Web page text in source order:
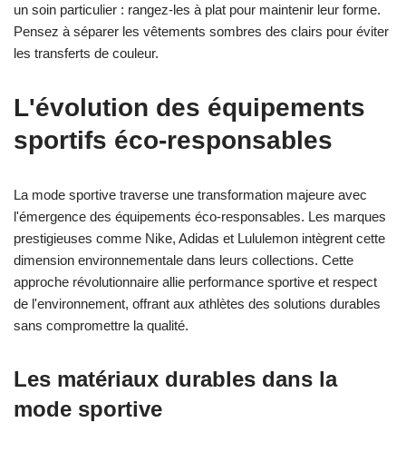
un soin particulier : rangez-les à plat pour maintenir leur forme.
Pensez à séparer les vêtements sombres des clairs pour éviter
les transferts de couleur.
L'évolution des équipements
sportifs éco-responsables
La mode sportive traverse une transformation majeure avec
l'émergence des équipements éco-responsables. Les marques
prestigieuses comme Nike, Adidas et Lululemon intègrent cette
dimension environnementale dans leurs collections. Cette
approche révolutionnaire allie performance sportive et respect
de l'environnement, offrant aux athlètes des solutions durables
sans compromettre la qualité.
Les matériaux durables dans la
mode sportive